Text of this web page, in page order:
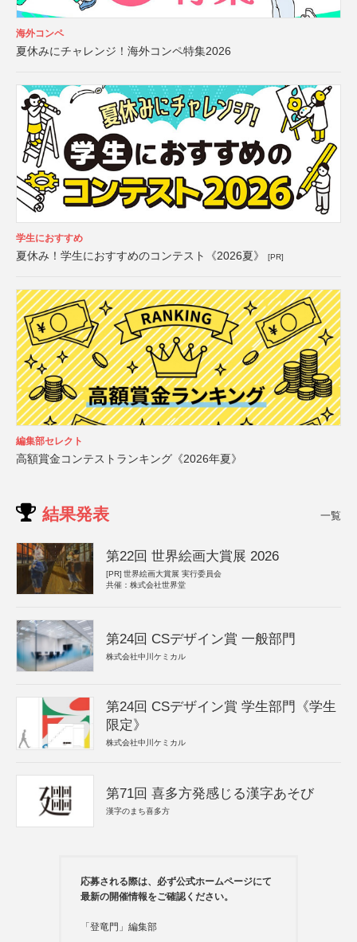
海外コンペ
夏休みにチャレンジ！海外コンペ特集2026
学生におすすめ
夏休み！学生におすすめのコンテスト《2026夏》 [PR]
編集部セレクト
高額賞金コンテストランキング《2026年夏》
結果発表 一覧
第22回 世界絵画大賞展 2026
[PR] 世界絵画大賞展 実行委員会
共催：株式会社世界堂
第24回 CSデザイン賞 一般部門
株式会社中川ケミカル
第24回 CSデザイン賞 学生部門《学生
限定》
株式会社中川ケミカル
第71回 喜多方発感じる漢字あそび
漢字のまち喜多方
応募される際は、必ず公式ホームページにて
最新の開催情報をご確認ください。
「登竜門」編集部